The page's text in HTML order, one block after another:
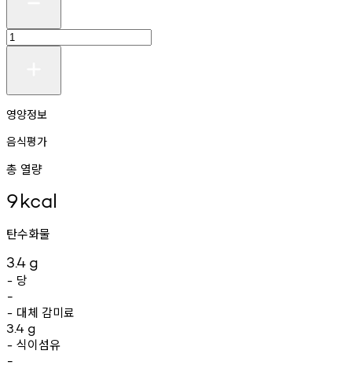
영양정보
음식평가
총 열량
9kcal
탄수화물
3.4 g
- 당
-
- 대체 감미료
3.4 g
- 식이섬유
-